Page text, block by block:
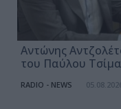
Αντώνης
του Παύλου
RADIO - NEWS